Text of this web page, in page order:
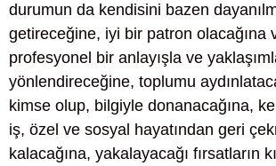
durumun da kendisini bazen
getireceğine, iyi bir patron olacağına
profesyonel bir anlayışla ve
yönlendireceğine, toplumu
kimse olup, bilgiyle donanacağına,
iş, özel ve sosyal hayatından geri
kalacağına, yakalayacağı fırsatların